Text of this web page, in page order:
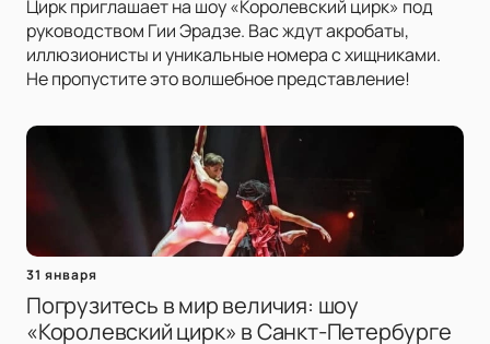
Цирк приглашает на шоу «Королевский цирк» под
руководством Гии Эрадзе. Вас ждут акробаты,
иллюзионисты и уникальные номера с хищниками.
Не пропустите это волшебное представление!
31 января
Погрузитесь в мир величия: шоу
«Королевский цирк» в Санкт-Петербурге